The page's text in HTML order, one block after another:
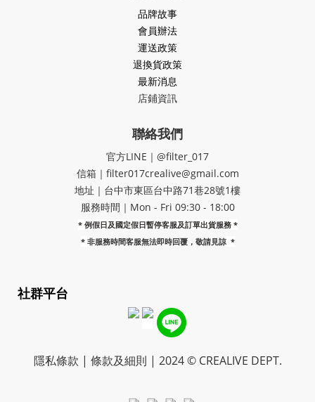
品牌故事
會員辦法
運送政策
退換貨政策
最新消息
店鋪資訊
聯絡我們
官方LINE｜@filter_017
信箱｜filter017crealive@gmail.com
地址｜​台中市東區台中路71巷28號1樓
服務時間｜Mon - Fri 09:30 - 18:00
* 例假日及國定假日暫停客服及訂單出貨服務 *
* 非服務時間客服無法即時回覆，敬請見諒 *
社群平台
隱私條款 | 條款及細則 | 2024 © CREALIVE DEPT.